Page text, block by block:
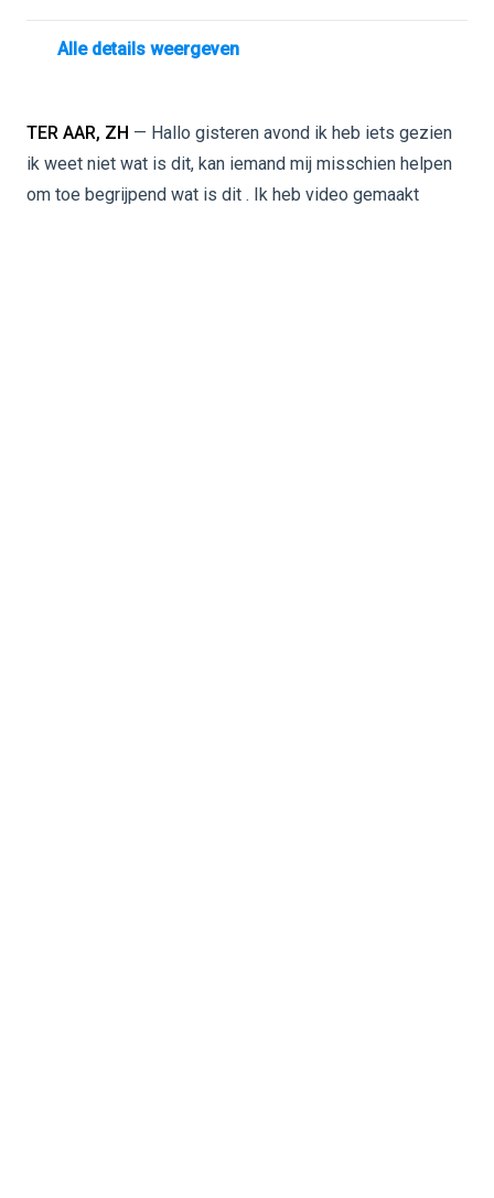
Alle details weergeven
TER AAR, ZH — Hallo gisteren avond ik heb iets gezien
ik weet niet wat is dit, kan iemand mij misschien helpen
om toe begrijpend wat is dit . Ik heb video gemaakt